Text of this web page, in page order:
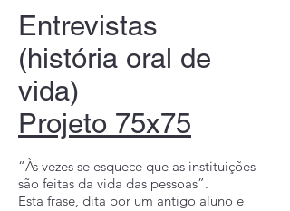
Entrevistas
(história oral de
vida)
Projeto 75x75
“Às vezes se esquece que as instituições
são feitas da vida das pessoas”.
Esta frase, dita por um antigo aluno e